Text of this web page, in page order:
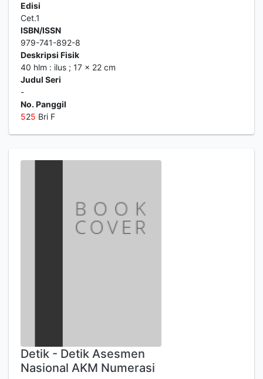
Edisi
Cet.1
ISBN/ISSN
979-741-892-8
Deskripsi Fisik
40 hlm : ilus ; 17 x 22 cm
Judul Seri
-
No. Panggil
525 Bri F
Detik - Detik Asesmen
Nasional AKM Numerasi